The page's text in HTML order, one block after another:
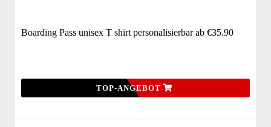
Boarding Pass unisex T shirt personalisierbar ab €35.90
TOP-ANGEBOT